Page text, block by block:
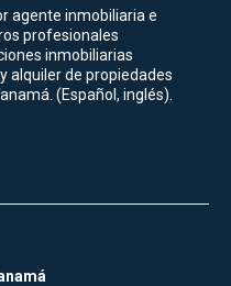
agente inmobiliaria e
profesionales
inmobiliarias
alquiler de propiedades
(Español, inglés).